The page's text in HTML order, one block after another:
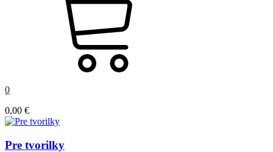
0
0,00 €
Pre tvorilky